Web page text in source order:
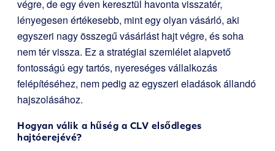
végre, de egy éven keresztül havonta visszatér,
lényegesen értékesebb, mint egy olyan vásárló, aki
egyszeri nagy összegű vásárlást hajt végre, és soha
nem tér vissza. Ez a stratégiai szemlélet alapvető
fontosságú egy tartós, nyereséges vállalkozás
felépítéséhez, nem pedig az egyszeri eladások állandó
hajszolásához.
Hogyan válik a hűség a CLV elsődleges
hajtóerejévé?